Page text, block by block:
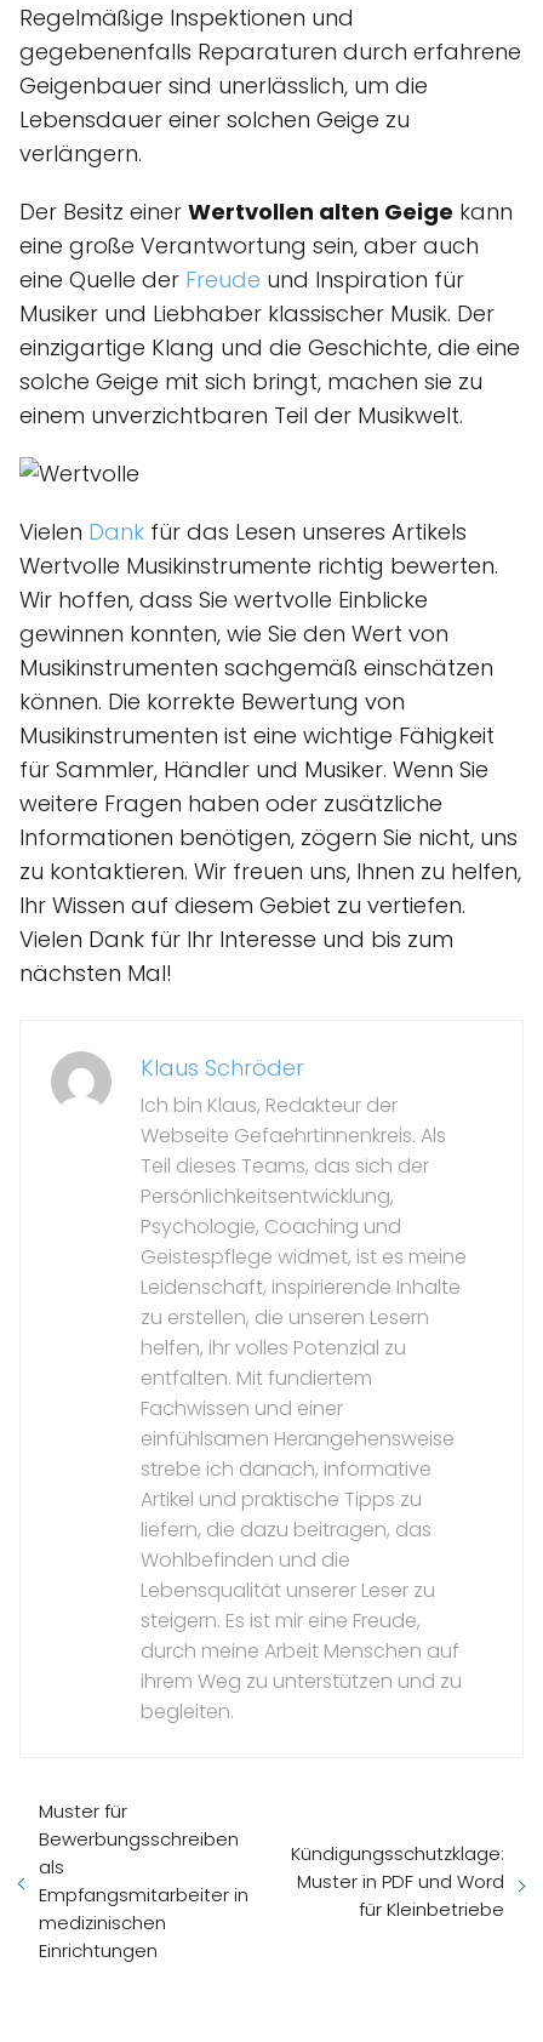
Regelmäßige Inspektionen und
gegebenenfalls Reparaturen durch erfahrene
Geigenbauer sind unerlässlich, um die
Lebensdauer einer solchen Geige zu
verlängern.
Der Besitz einer Wertvollen alten Geige kann
eine große Verantwortung sein, aber auch
eine Quelle der Freude und Inspiration für
Musiker und Liebhaber klassischer Musik. Der
einzigartige Klang und die Geschichte, die eine
solche Geige mit sich bringt, machen sie zu
einem unverzichtbaren Teil der Musikwelt.
Vielen Dank für das Lesen unseres Artikels
Wertvolle Musikinstrumente richtig bewerten.
Wir hoffen, dass Sie wertvolle Einblicke
gewinnen konnten, wie Sie den Wert von
Musikinstrumenten sachgemäß einschätzen
können. Die korrekte Bewertung von
Musikinstrumenten ist eine wichtige Fähigkeit
für Sammler, Händler und Musiker. Wenn Sie
weitere Fragen haben oder zusätzliche
Informationen benötigen, zögern Sie nicht, uns
zu kontaktieren. Wir freuen uns, Ihnen zu helfen,
Ihr Wissen auf diesem Gebiet zu vertiefen.
Vielen Dank für Ihr Interesse und bis zum
nächsten Mal!
Klaus Schröder
Ich bin Klaus, Redakteur der
Webseite Gefaehrtinnenkreis. Als
Teil dieses Teams, das sich der
Persönlichkeitsentwicklung,
Psychologie, Coaching und
Geistespflege widmet, ist es meine
Leidenschaft, inspirierende Inhalte
zu erstellen, die unseren Lesern
helfen, ihr volles Potenzial zu
entfalten. Mit fundiertem
Fachwissen und einer
einfühlsamen Herangehensweise
strebe ich danach, informative
Artikel und praktische Tipps zu
liefern, die dazu beitragen, das
Wohlbefinden und die
Lebensqualität unserer Leser zu
steigern. Es ist mir eine Freude,
durch meine Arbeit Menschen auf
ihrem Weg zu unterstützen und zu
begleiten.
Muster für
Bewerbungsschreiben
als
Empfangsmitarbeiter in
medizinischen
Einrichtungen
Kündigungsschutzklage:
Muster in PDF und Word
für Kleinbetriebe